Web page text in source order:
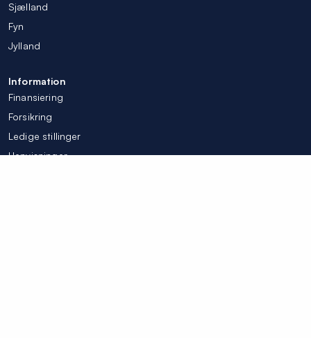
Sjælland
Fyn
Jylland
Information
Finansiering
Forsikring
Ledige stillinger
Henvisninger